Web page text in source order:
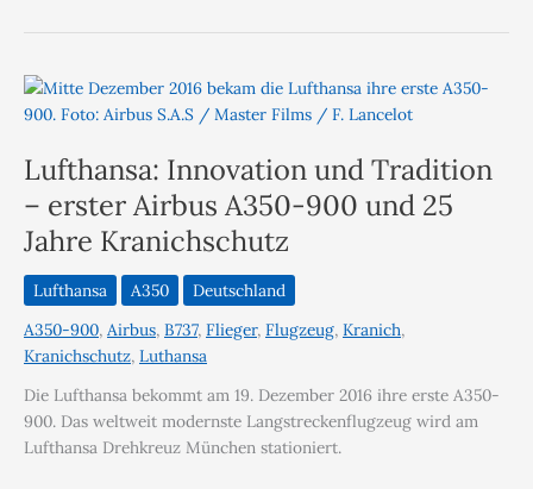
Lufthansa: Innovation und Tradition
– erster Airbus A350-900 und 25
Jahre Kranichschutz
Lufthansa A350
Deutschland
A350-900, Airbus, B737, Flieger, Flugzeug, Kranich,
Kranichschutz, Luthansa
Die Lufthansa bekommt am 19. Dezember 2016 ihre erste A350-
900. Das weltweit modernste Langstreckenflugzeug wird am
Lufthansa Drehkreuz München stationiert.